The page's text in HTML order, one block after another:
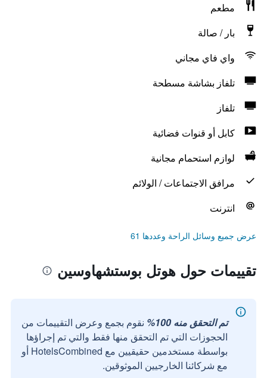
مطعم
بار / صالة
واي فاي مجاني
تلفاز بشاشة مسطحة
تلفاز
كابل أو قنوات فضائية
لوازم استحمام مجانية
مرافق الاجتماعات / الولائم
انترنت
عرض جميع وسائل الراحة وعددها 61
تقييمات حول هوتل بوستشهاوسين
تم التحقق منه 100%
نقوم بجمع وعرض التقييمات من
الحجوزات التي تم التحقق منها فقط والتي تم إجراؤها
بواسطة مستخدمين حقيقيين مع HotelsCombined أو
مع شركائنا الخارجيين الموثوقين.